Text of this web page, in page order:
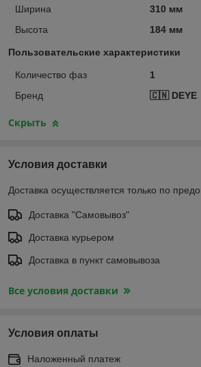
Ширина
310 мм
Высота
184 мм
Пользовательские характеристики
Количество фаз
1
Бренд
🇨🇳 DEYE
Скрыть
Условия доставки
Доставка осуществляется только по
Доставка "Самовывоз"
Доставка курьером
Доставка в пункт самовывоза
Все условия доставки
Условия оплаты
Наложенный платеж